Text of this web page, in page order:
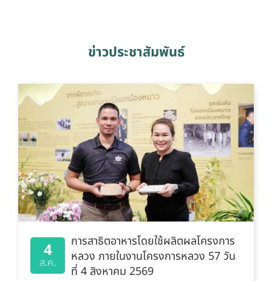
ข่าวประชาสัมพันธ์
4
ส.ค.
การสาธิตอาหารโดยใช้ผลิตผลโครงการ
หลวง ภายในงานโครงการหลวง 57 วัน
ที่ 4 สิงหาคม 2569